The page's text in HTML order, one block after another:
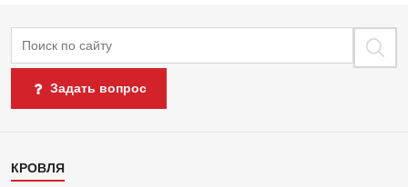
Поиск
Задать вопрос
Каталог
КРОВЛЯ